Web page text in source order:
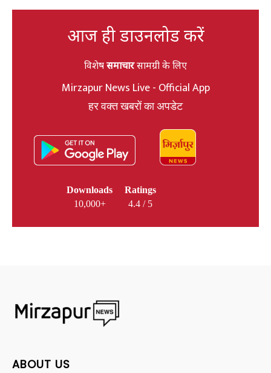
आज ही डाउनलोड करें
विशेषसमाचारसामग्री के लिए
Mirzapur News Live - Official App
हर वक्त खबरों का अपडेट
Downloads
10,000+
Ratings
4.4 / 5
ABOUT US